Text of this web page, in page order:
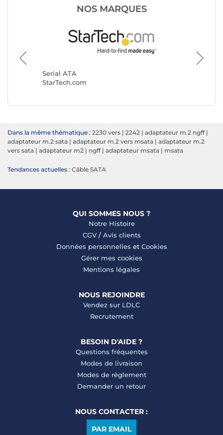
NOS MARQUES
Serial ATA
StarTech.com
Serial
Dans la même thématique : 2230 vers | 2242 | adaptateur m.2 ngff|
adaptateur m.2 sata | adaptateur m.2 vers msata | adaptateur m.2
vers sata | adaptateur m2 | ngff| adaptateur msata | msata
Tendances actuelles : Câble SATA
QUI SOMMES NOUS ?
Notre Histoire
CGV/ Avis clients
Données personnelles et Cookies
Gérer mes cookies
Mentions légales
NOUS REJOINDRE
Vendez sur LDLC
Recrutement
BESOIN D'AIDE ?
Questions fréquentes
Modes de livraison
Modes de règlement
Demander un retour
NOUS CONTACTER :
PAR EMAIL